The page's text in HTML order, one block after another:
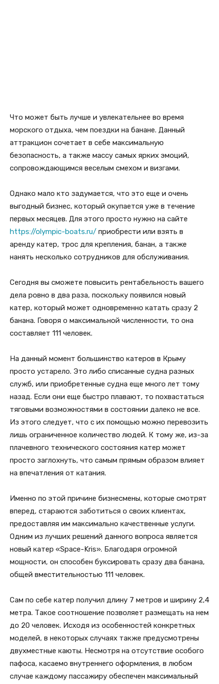
Что может быть лучше и увлекательнее во время
морского отдыха, чем поездки на банане. Данный
аттракцион сочетает в себе максимальную
безопасность, а также массу самых ярких эмоций,
сопровождающимся веселым смехом и визгами.
Однако мало кто задумается, что это еще и очень
выгодный бизнес, который окупается уже в течение
первых месяцев. Для этого просто нужно на сайте
https://olympic-boats.ru/ приобрести или взять в
аренду катер, трос для крепления, банан, а также
нанять несколько сотрудников для обслуживания.
Сегодня вы сможете повысить рентабельность вашего
дела ровно в два раза, поскольку появился новый
катер, который может одновременно катать сразу 2
банана. Говоря о максимальной численности, то она
составляет 111 человек.
На данный момент большинство катеров в Крыму
просто устарело. Это либо списанные судна разных
служб, или приобретенные судна еще много лет тому
назад. Если они еще быстро плавают, то похвастаться
тяговыми возможностями в состоянии далеко не все.
Из этого следует, что с их помощью можно перевозить
лишь ограниченное количество людей. К тому же, из-за
плачевного технического состояния катер может
просто заглохнуть, что самым прямым образом влияет
на впечатления от катания.
Именно по этой причине бизнесмены, которые смотрят
вперед, стараются заботиться о своих клиентах,
предоставляя им максимально качественные услуги.
Одним из лучших решений данного вопроса является
новый катер «Space-Kris». Благодаря огромной
мощности, он способен буксировать сразу два банана,
общей вместительностью 111 человек.
Сам по себе катер получил длину 7 метров и ширину 2,4
метра. Такое соотношение позволяет размещать на нем
до 20 человек. Исходя из особенностей конкретных
моделей, в некоторых случаях также предусмотрены
двухместные каюты. Несмотря на отсутствие особого
пафоса, касаемо внутреннего оформления, в любом
случае каждому пассажиру обеспечен максимальный